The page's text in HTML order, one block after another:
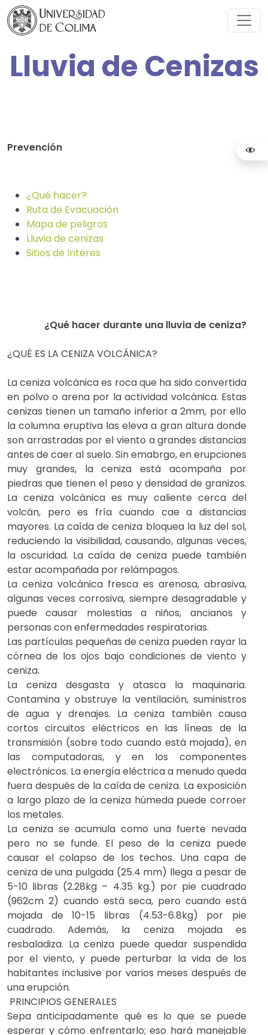
Lluvia de Cenizas
Prevención
¿Qué hacer?
Ruta de Evacuación
Mapa de peligros
Lluvia de cenizas
Sitios de Interes
¿Qué hacer durante una lluvia de ceniza?
¿QUÉ ES LA CENIZA VOLCÁNICA?
La ceniza volcánica es roca que ha sido convertida
en polvo o arena por la actividad volcánica. Estas
cenizas tienen un tamaño inferior a 2mm, por ello
la columna eruptiva las eleva a gran altura donde
son arrastradas por el viento a grandes distancias
antes de caer al suelo. Sin emabrgo, en erupciones
muy grandes, la ceniza está acompaña por
piedras que tienen el peso y densidad de granizos.
La ceniza volcánica es muy caliente cerca del
volcán, pero es fría cuando cae a distancias
mayores. La caída de ceniza bloquea la luz del sol,
reduciendo la visibilidad, causando, algunas veces,
la oscuridad. La caída de ceniza puede también
estar acompañada por relámpagos.
La ceniza volcánica fresca es arenosa, abrasiva,
algunas veces corrosiva, siempre desagradable y
puede causar molestias a niños, ancianos y
personas con enfermedades respiratorias.
Las partículas pequeñas de ceniza pueden rayar la
córnea de los ojos bajo condiciones de viento y
ceniza.
La ceniza desgasta y atasca la maquinaria.
Contamina y obstruye la ventilación, suministros
de agua y drenajes. La ceniza también causa
cortos circuitos eléctricos en las líneas de la
transmisión (sobre todo cuando está mojada), en
las computadoras, y en los componentes
electrónicos. La energía eléctrica a menudo queda
fuera después de la caída de ceniza. La exposición
a largo plazo de la ceniza húmeda puede corroer
los metales.
La ceniza se acumula como una fuerte nevada
pero no se funde. El peso de la ceniza puede
causar el colapso de los techos. Una capa de
ceniza de una pulgada (25.4 mm) llega a pesar de
5-10 libras (2.28kg – 4.35 kg.) por pie cuadrado
(962cm 2) cuando está seca, pero cuando está
mojada de 10-15 libras (4.53-6.8kg) por pie
cuadrado. Además, la ceniza mojada es
resbaladiza. La ceniza puede quedar suspendida
por el viento, y puede perturbar la vida de los
habitantes inclusive por varios meses después de
una erupción.
PRINCIPIOS GENERALES
Sepa anticipadamente qué es lo que se puede
esperar y cómo enfrentarlo; eso hará manejable